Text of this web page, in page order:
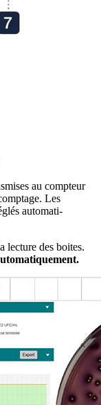
au compteur
Les
auto­mati­
lecture des boites.